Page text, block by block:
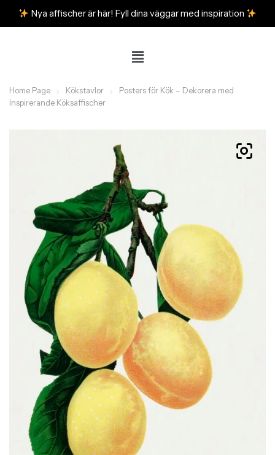
Nya affischer är här! Fyll dina väggar med inspiration
Home Page Kökstavlor
Posters för Kök – Dekorera med
Inspirerande Köksaffischer